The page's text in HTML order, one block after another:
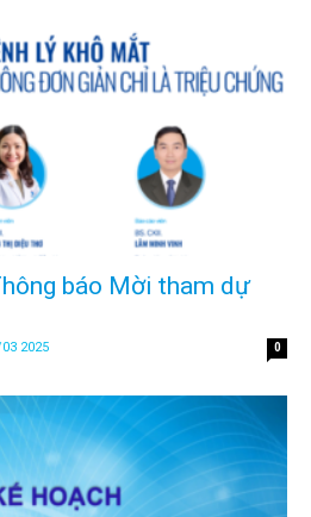
báo Mời tham dự
2025 0